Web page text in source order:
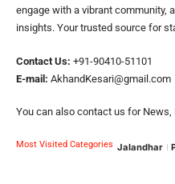
engage with a vibrant community,
insights. Your trusted source for
Contact Us: +91-90410-51101
E-mail: AkhandKesari@gmail.com
You can also contact us for
Most Visited Categories Jalandhar